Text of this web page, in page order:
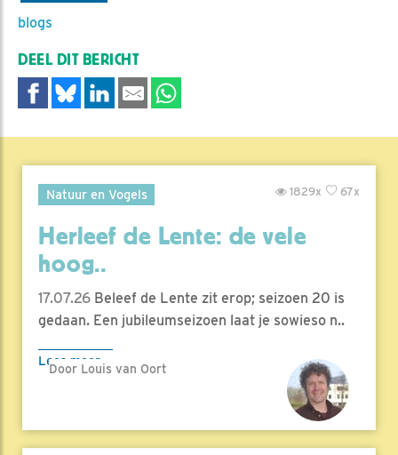
blogs
DEEL DIT BERICHT
Natuur en Vogels 67x
1829x
Herleef de Lente: de vele
hoog..
17.07.26 Beleef de Lente zit erop; seizoen 20 is
gedaan. Een jubileumseizoen laat je sowieso n..
Lees meer
Door Louis van Oort